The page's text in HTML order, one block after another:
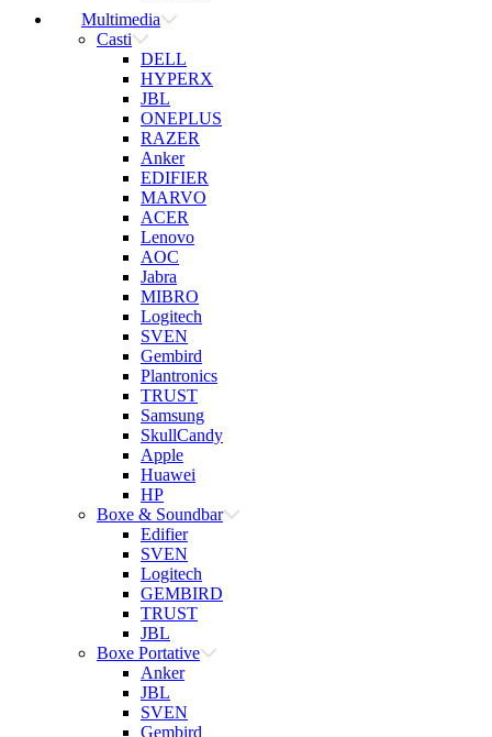
Multimedia
Casti
DELL
HYPERX
JBL
ONEPLUS
RAZER
Anker
EDIFIER
MARVO
ACER
Lenovo
AOC
Jabra
MIBRO
Logitech
SVEN
Gembird
Plantronics
TRUST
Samsung
SkullCandy
Apple
Huawei
HP
Boxe & Soundbar
Edifier
SVEN
Logitech
GEMBIRD
TRUST
JBL
Boxe Portative
Anker
JBL
SVEN
Gembird